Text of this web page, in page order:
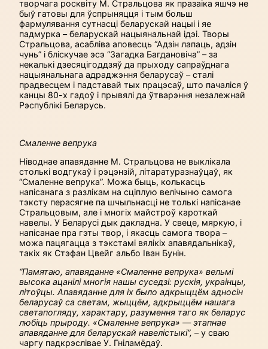
творчага росквіту М. Страль­цова як празаіка яшчэ не
быў гатовы для ўспрыняцця і тым больш
фармулявання сутнасці беларускай нацыі і яе
падмурка – беларускай нацыянальнай ідэі. Творы
Стральцова, асабліва аповесць “Адзін лапаць, адзін
чунь” і бліскучае эсэ “Загадка Багдановіча” – за
некалькі дзесяцігоддзяў да прыходу сапраўднага
нацыянальнага адраджэння беларусаў – сталі
прадвесцем і падставай тых працэсаў, што пачаліся ў
канцы 80-х гадоў і прывялі да ўтварэння незалежнай
Рэспублікі Беларусь.
Смаленне вепрука
Ніводнае апавяданне М. Стральцова не выклікала
столькі водгукаў і рэцэнзій, літаратуразнаўцаў, як
“Смаленне вепрука”. Можа быць, колькасць
напісанага з разлікам на сціплую велічыню самога
тэксту перасягне па шчыльнасці не толькі напісанае
Стральцовым, але і многіх майстроў кароткай
навелы. У Беларусі дык дакладна. У свеце, мяркую, і
напісанае пра гэты твор, і якасць самога твора –
можа пацягацца з тэкстамі вялікіх апавядальнікаў,
такіх як Стэфан Цвейг альбо Іван Бунін.
“Памятаю, апавяданне «Смаленне вепрука» вельмі
высока ацанілі многія нашы суседзі: рускія, украінцы,
літоўцы. Апавяданне для іх было адкрыццём адносін
беларусаў са светам, жыццём, адкрыццём нашага
светапогляду, характару, разумення таго як беларус
любіць прыроду. «Смаленне вепрука» — этапнае
апавяданне для беларускай навелістыкі”, – у сваю
чаргу падкрэслівае У. Гніламёдаў.